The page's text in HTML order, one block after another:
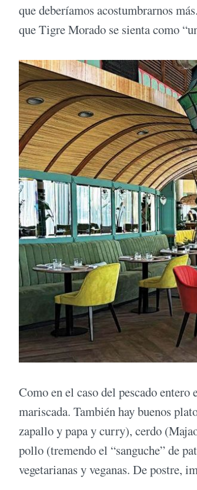
que deberíamos acostumbrarnos
que Tigre Morado se sienta como
Como en el caso del pescado
mariscada. También hay buenos
zapallo y papa y curry), cerdo
pollo (tremendo el “sanguche” de
vegetarianas y veganas. De postre,